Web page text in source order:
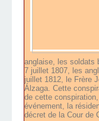
anglaise, les soldats
7 juillet 1807, les
juillet 1812, le Frère
Álzaga. Cette
de cette
événement, la
décret de la Cour de